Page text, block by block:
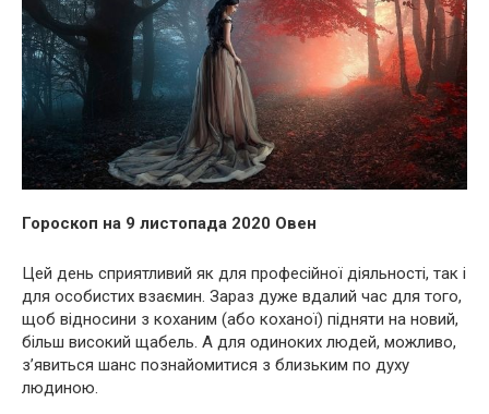
Гороскоп на 9 листопада 2020 Овен
Цей день сприятливий як для професійної діяльності, так і
для особистих взаємин. Зараз дуже вдалий час для того,
щоб відносини з коханим (або коханої) підняти на новий,
більш високий щабель. А для одиноких людей, можливо,
з’явиться шанс познайомитися з близьким по духу
людиною.